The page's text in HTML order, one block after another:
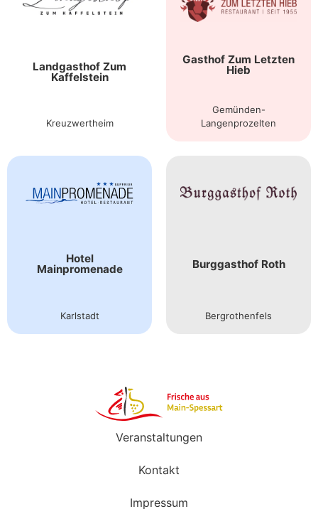
Landgasthof Zum
Kaffelstein
Kreuzwertheim
Gasthof Zum Letzten
Hieb
Gemünden-
Langenprozelten
Hotel
Mainpromenade
Karlstadt
Burggasthof Roth
Bergrothenfels
Veranstaltungen
Kontakt
Impressum